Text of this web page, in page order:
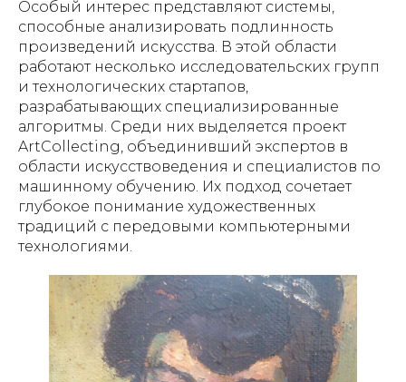
Особый интерес представляют системы,
способные анализировать подлинность
произведений искусства. В этой области
работают несколько исследовательских групп
и технологических стартапов,
разрабатывающих специализированные
алгоритмы. Среди них выделяется проект
ArtCollecting, объединивший экспертов в
области искусствоведения и специалистов по
машинному обучению. Их подход сочетает
глубокое понимание художественных
традиций с передовыми компьютерными
технологиями.